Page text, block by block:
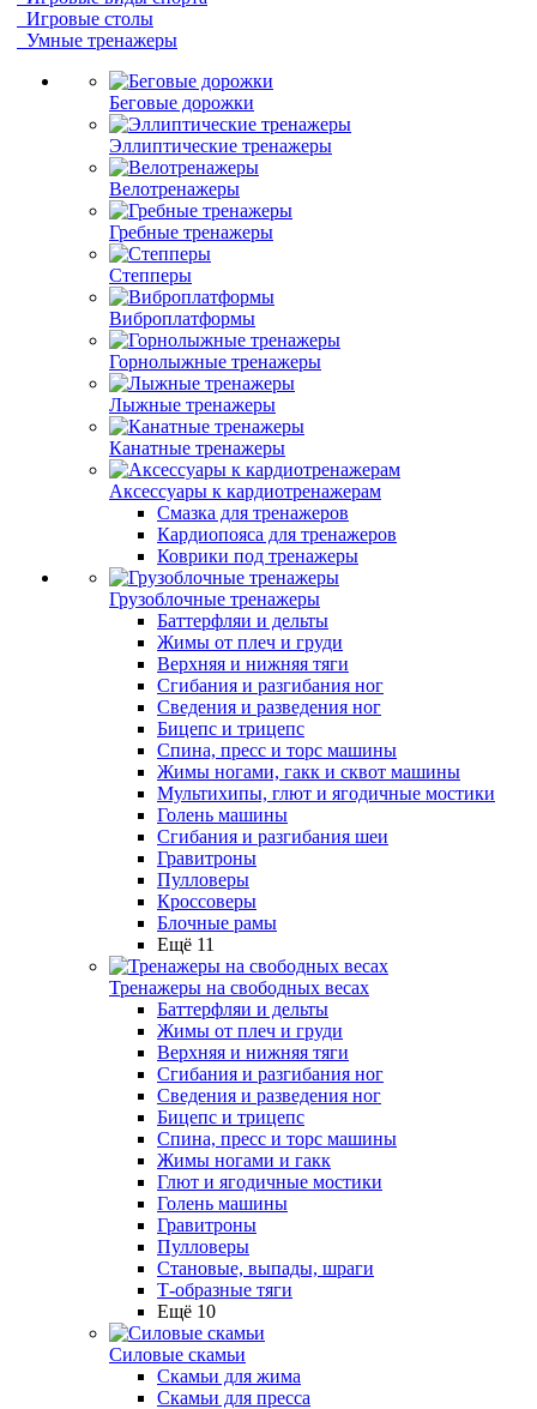
Игровые столы
Умные тренажеры
Беговые дорожки
Эллиптические тренажеры
Велотренажеры
Гребные тренажеры
Степперы
Виброплатформы
Горнолыжные тренажеры
Лыжные тренажеры
Канатные тренажеры
Аксессуары к кардиотренажерам
Смазка для тренажеров
Кардиопояса для тренажеров
Коврики под тренажеры
Грузоблочные тренажеры
Баттерфляи и дельты
Жимы от плеч и груди
Верхняя и нижняя тяги
Сгибания и разгибания ног
Сведения и разведения ног
Бицепс и трицепс
Спина, пресс и торс машины
Жимы ногами, гакк и сквот машины
Мультихипы, глют и ягодичные мостики
Голень машины
Сгибания и разгибания шеи
Гравитроны
Пулловеры
Кроссоверы
Блочные рамы
Ещё 11
Тренажеры на свободных весах
Баттерфляи и дельты
Жимы от плеч и груди
Верхняя и нижняя тяги
Сгибания и разгибания ног
Сведения и разведения ног
Бицепс и трицепс
Спина, пресс и торс машины
Жимы ногами и гакк
Глют и ягодичные мостики
Голень машины
Гравитроны
Пулловеры
Становые, выпады, шраги
Т-образные тяги
Ещё 10
Силовые скамьи
Скамьи для жима
Скамьи для пресса